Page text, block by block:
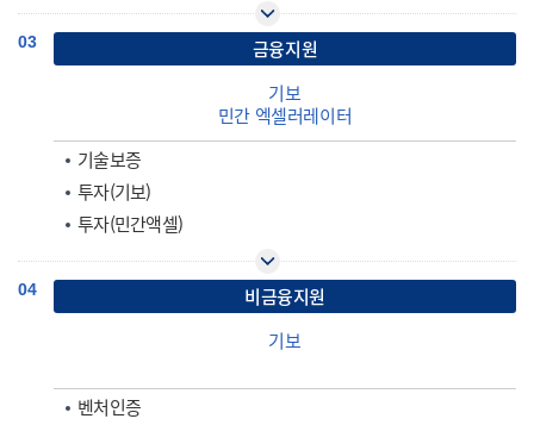
03
금융지원
기보
민간 엑셀러레이터
기술보증
투자(기보)
투자(민간액셀)
04
비금융지원
기보
벤처인증